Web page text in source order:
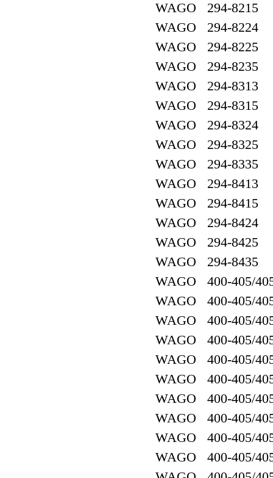
WAGO 294-8215
WAGO 294-8224
WAGO 294-8225
WAGO 294-8235
WAGO 294-8313
WAGO 294-8315
WAGO 294-8324
WAGO 294-8325
WAGO 294-8335
WAGO 294-8413
WAGO 294-8415
WAGO 294-8424
WAGO 294-8425
WAGO 294-8435
WAGO 400-405/
WAGO 400-405/
WAGO 400-405/
WAGO 400-405/
WAGO 400-405/
WAGO 400-405/
WAGO 400-405/
WAGO 400-405/
WAGO 400-405/
WAGO 400-405/